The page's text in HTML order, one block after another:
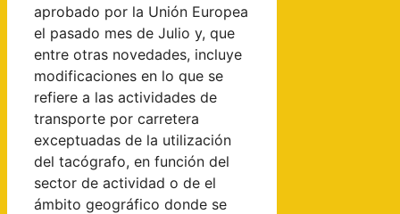
aprobado por la Unión Europea
el pasado mes de Julio y, que
entre otras novedades, incluye
modificaciones en lo que se
refiere a las actividades de
transporte por carretera
exceptuadas de la utilización
del tacógrafo, en función del
sector de actividad o de el
ámbito geográfico donde se